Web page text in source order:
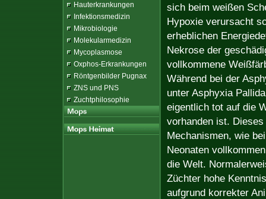
Hauterkrankungen
Infektionsmedizin
Mikrobiologie
Molekularmedizin
Mycoplasmose
Oxphos-Erkrankungen
Röntgenbilder Pugnax
ZNS und PNS
Zuchtphilosophie
sich beim weißen
Hypoxie verursacht
erheblichen
Nekrose der
vollkommene
Während bei der
unter Asphyxia
eigentlich tot auf die
vorhanden ist.
Mechanismen, wie
Neonaten
die Welt.
Züchter hohe
aufgrund korrekter